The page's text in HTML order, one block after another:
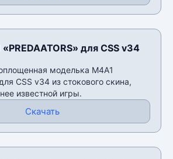
для CSS v34
моделька M4A1
CSS v34 из стокового скина,
известной игры.
Скачать